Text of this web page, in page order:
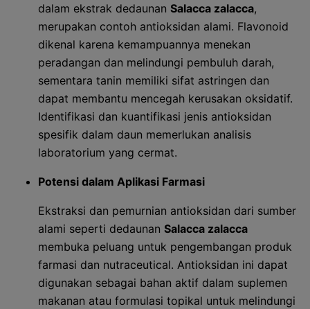
dalam ekstrak dedaunan Salacca zalacca,
merupakan contoh antioksidan alami. Flavonoid
dikenal karena kemampuannya menekan
peradangan dan melindungi pembuluh darah,
sementara tanin memiliki sifat astringen dan
dapat membantu mencegah kerusakan oksidatif.
Identifikasi dan kuantifikasi jenis antioksidan
spesifik dalam daun memerlukan analisis
laboratorium yang cermat.
Potensi dalam Aplikasi Farmasi
Ekstraksi dan pemurnian antioksidan dari sumber
alami seperti dedaunan Salacca zalacca
membuka peluang untuk pengembangan produk
farmasi dan nutraceutical. Antioksidan ini dapat
digunakan sebagai bahan aktif dalam suplemen
makanan atau formulasi topikal untuk melindungi